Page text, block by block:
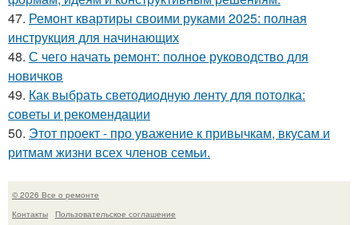
47. Ремонт квартиры своими руками 2025: полная
инструкция для начинающих
48. С чего начать ремонт: полное руководство для
новичков
49. Как выбрать светодиодную ленту для потолка:
советы и рекомендации
50. Этот проект - про уважение к привычкам, вкусам и
ритмам жизни всех членов семьи.
© 2026 Все о ремонте
Контакты
Пользовательское соглашение